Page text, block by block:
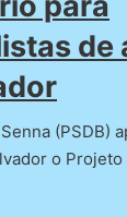
de
(PSDB)
o Projeto